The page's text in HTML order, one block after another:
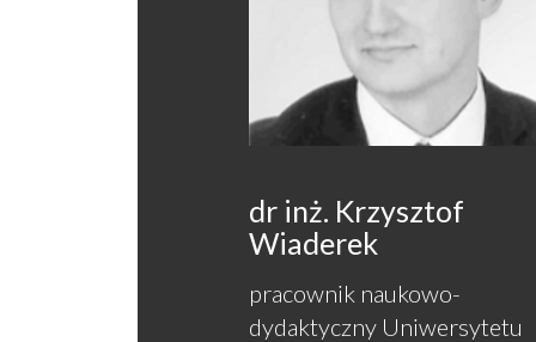
dr inż. Krzysztof
Wiaderek
pracownik naukowo-
dydaktyczny Uniwersytetu